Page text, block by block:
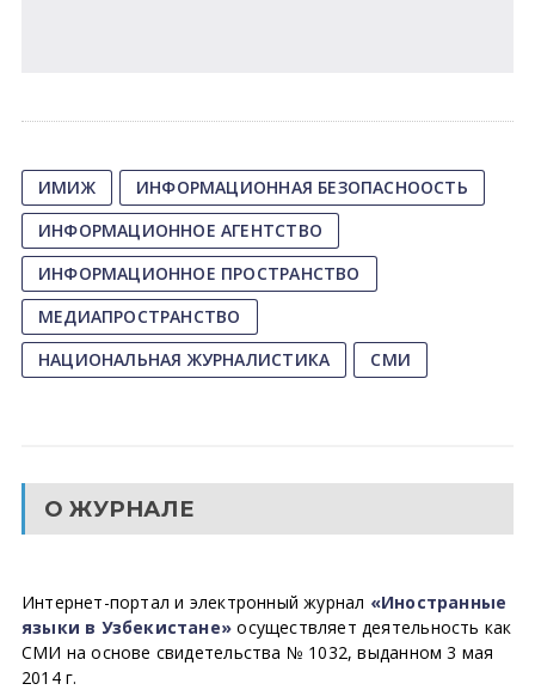
ИМИЖ
ИНФОРМАЦИОННАЯ БЕЗОПАСНООСТЬ
ИНФОРМАЦИОННОЕ АГЕНТСТВО
ИНФОРМАЦИОННОЕ ПРОСТРАНСТВО
МЕДИАПРОСТРАНСТВО
НАЦИОНАЛЬНАЯ ЖУРНАЛИСТИКА
СМИ
О ЖУРНАЛЕ
Интернет-портал и электронный журнал «Иностранные
языки в Узбекистане» осуществляет деятельность как
СМИ на основе свидетельства № 1032, выданном 3 мая
2014 г.